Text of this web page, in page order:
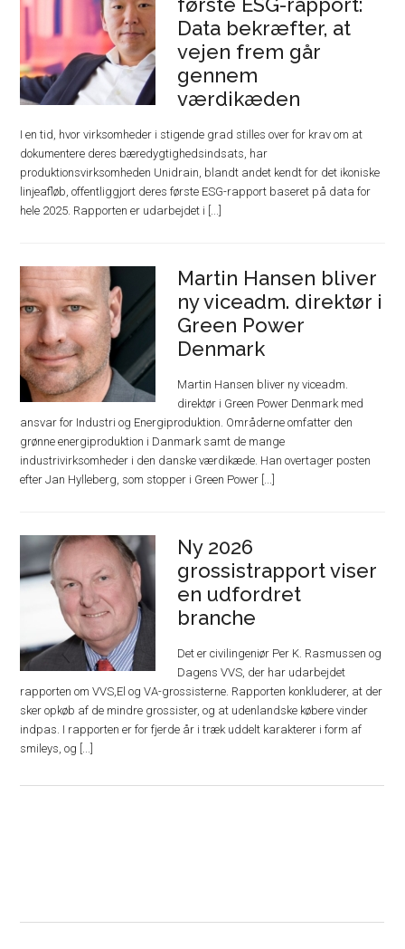
Data bekræfter, at
vejen frem går
gennem
værdikæden
I en tid, hvor virksomheder i stigende grad stilles over for krav om at
dokumentere deres bæredygtighedsindsats, har
produktionsvirksomheden Unidrain, blandt andet kendt for det ikoniske
linjeafløb, offentliggjort deres første ESG-rapport baseret på data for
hele 2025. Rapporten er udarbejdet i [...]
Martin Hansen bliver
ny viceadm. direktør i
Green Power
Denmark
Martin Hansen bliver ny viceadm.
direktør i Green Power Denmark med
ansvar for Industri og Energiproduktion. Områderne omfatter den
grønne energiproduktion i Danmark samt de mange
industrivirksomheder i den danske værdikæde. Han overtager posten
efter Jan Hylleberg, som stopper i Green Power [...]
Ny 2026
grossistrapport viser
en udfordret
branche
Det er civilingeniør Per K. Rasmussen og
Dagens VVS, der har udarbejdet
rapporten om VVS,El og VA-grossisterne. Rapporten konkluderer, at der
sker opkøb af de mindre grossister, og at udenlandske købere vinder
indpas. I rapporten er for fjerde år i træk uddelt karakterer i form af
smileys, og [...]